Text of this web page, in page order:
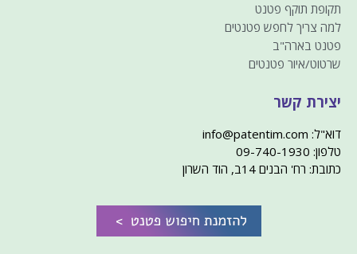
תקופת תוקף פטנט
למה צריך לחפש פטנטים
פטנט בארה"ב
שרטוט/איור פטנטים
יצירת קשר
דוא"ל: info@patentim.com
טלפון: 09-740-1930
כתובת: רח' הבנים 14ב, הוד השרון